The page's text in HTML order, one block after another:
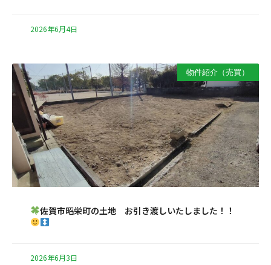
2026年6月4日
物件紹介（売買）
佐賀市昭栄町の土地 お引き渡しいたしました！！
2026年6月3日